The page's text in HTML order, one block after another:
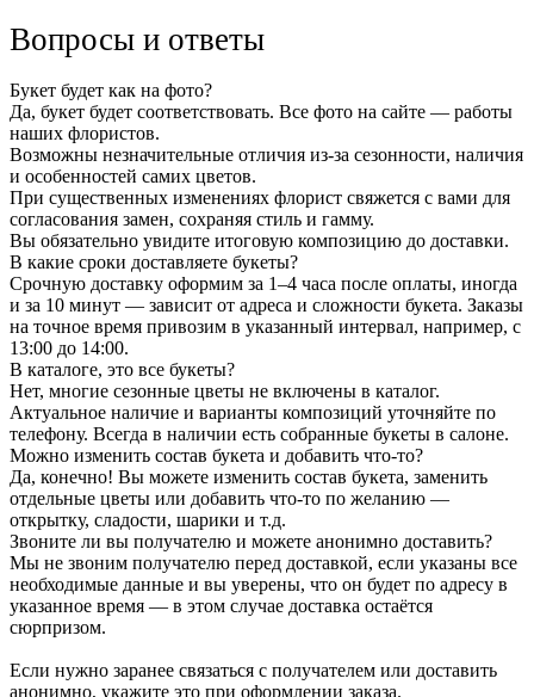
Вопросы и ответы
Букет будет как на фото?
Да, букет будет соответствовать. Все фото на сайте — работы
наших флористов.
Возможны незначительные отличия из-за сезонности, наличия
и особенностей самих цветов.
При существенных изменениях флорист свяжется с вами для
согласования замен, сохраняя стиль и гамму.
Вы обязательно увидите итоговую композицию до доставки.
В какие сроки доставляете букеты?
Срочную доставку оформим за 1–4 часа после оплаты, иногда
и за 10 минут — зависит от адреса и сложности букета. Заказы
на точное время привозим в указанный интервал, например, с
13:00 до 14:00.
В каталоге, это все букеты?
Нет, многие сезонные цветы не включены в каталог.
Актуальное наличие и варианты композиций уточняйте по
телефону. Всегда в наличии есть собранные букеты в салоне.
Можно изменить состав букета и добавить что-то?
Да, конечно! Вы можете изменить состав букета, заменить
отдельные цветы или добавить что-то по желанию —
открытку, сладости, шарики и т.д.
Звоните ли вы получателю и можете анонимно доставить?
Мы не звоним получателю перед доставкой, если указаны все
необходимые данные и вы уверены, что он будет по адресу в
указанное время — в этом случае доставка остаётся
сюрпризом.
Если нужно заранее связаться с получателем или доставить
анонимно, укажите это при оформлении заказа.